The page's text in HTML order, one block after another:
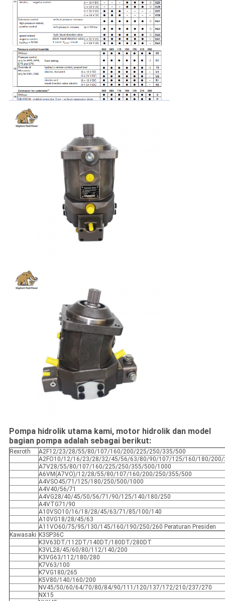
Pompa hidrolik utama kami, motor hidrolik dan model
bagian pompa adalah sebagai berikut:
Rexroth
A2F12/23/28/55/80/107/160/200/225/250/335/500
A2FO10/12/16/23/28/32/45/56/63/80/90/107/125/160/180/200/
A7V28/55/80/107/160/225/250/355/500/1000
A6VM(A7VO)/12/28/55/80/107/160/200/250/355/500
A4VSO45/71/125/180/250/500/1000
A4V40/56/71
A4VG28/40/45/50/56/71/90/125/140/180/250
A4VTG71/90
A10VSO10/16/18/28/45/63/71/85/100/140
A10VG18/28/45/63
A11VO60/75/95/130/145/160/190/250/260 Peraturan Presiden
Kawasaki K3SP36C
K3V63DT/112DT/140DT/180DT/280DT
K3VL28/45/60/80/112/140/200
K3VG63/112/180/280
K7V63/100
K7VG180/265
K5V80/140/160/200
NV45/50/60/64/70/80/84/90/111/120/137/172/210/237/270
NX15